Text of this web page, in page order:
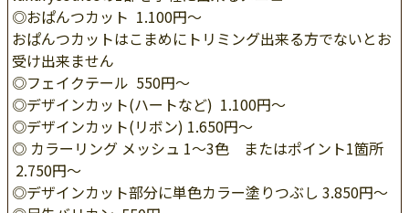
◎おぱんつカット 1.100円〜
おぱんつカットはこまめにトリミング出来る方でないとお
受け出来ません
◎フェイクテール 550円〜
◎デザインカット(ハートなど) 1.100円～
◎デザインカット(リボン) 1.650円〜
◎ カラーリング メッシュ 1〜3色 またはポイント1箇所
2.750円〜
◎デザインカット部分に単色カラー塗りつぶし 3.850円～